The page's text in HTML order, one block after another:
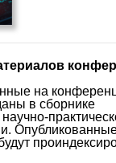
на
в сборнике